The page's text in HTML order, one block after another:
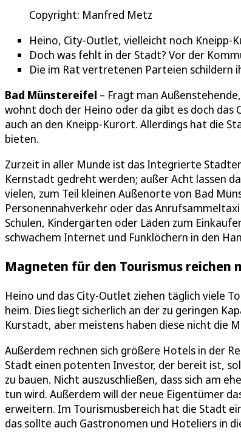
Copyright: Manfred Metz
Heino, City-Outlet, vielleicht noch Kneipp-
Doch was fehlt in der Stadt? Vor der
Die im Rat vertretenen Parteien schildern
Bad Münstereifel – Fragt man
wohnt doch der Heino oder da gibt es doch
auch an den Kneipp-Kurort. Allerdings hat die
bieten.
Zurzeit in aller Munde ist das Integrierte
Kernstadt gedreht werden; außer Acht lassen
vielen, zum Teil kleinen Außenorte von Bad
Personennahverkehr oder das
Schulen, Kindergärten oder Läden zum
schwachem Internet und Funklöchern in den
Magneten für den Tourismus reichen
Heino und das City-Outlet ziehen täglich viele
heim. Dies liegt sicherlich an der zu geringen
Kurstadt, aber meistens haben diese nicht die
Außerdem rechnen sich größere Hotels in der
Stadt einen potenten Investor, der bereit ist,
zu bauen. Nicht auszuschließen, dass sich am
tun wird. Außerdem will der neue Eigentümer
erweitern. Im Tourismusbereich hat die Stadt
das sollte auch Gastronomen und Hoteliers in